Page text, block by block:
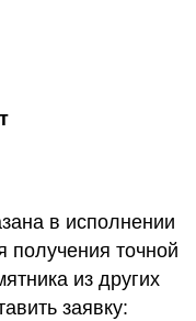
в исполнении
получения точной
из других
заявку: